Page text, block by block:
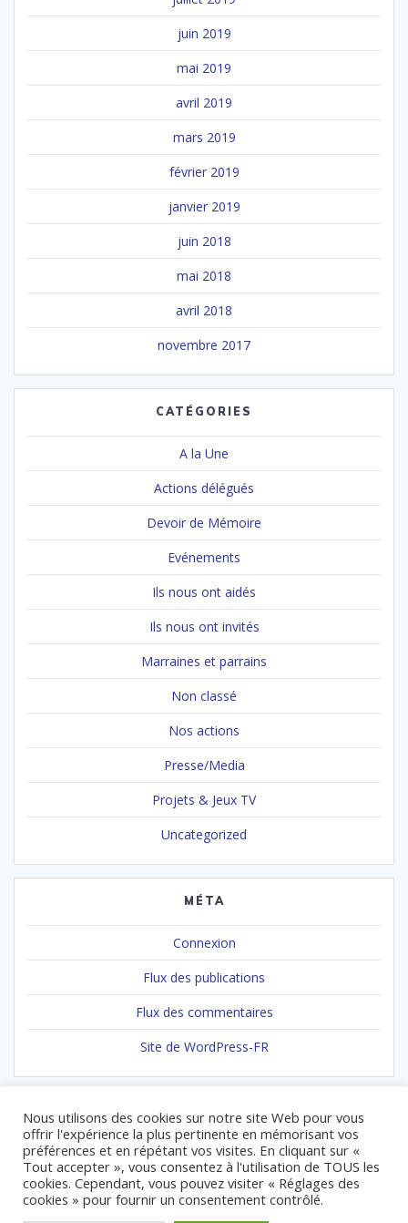
juin 2019
mai 2019
avril 2019
mars 2019
février 2019
janvier 2019
juin 2018
mai 2018
avril 2018
novembre 2017
CATÉGORIES
A la Une
Actions délégués
Devoir de Mémoire
Evénements
Ils nous ont aidés
Ils nous ont invités
Marraines et parrains
Non classé
Nos actions
Presse/Media
Projets & Jeux TV
Uncategorized
MÉTA
Connexion
Flux des publications
Flux des commentaires
Site de WordPress-FR
© 2026 Association Gendarmes de Coeur. Built using WordPress
Nous utilisons des cookies sur notre site Web pour vous
offrir l'expérience la plus pertinente en mémorisant vos
préférences et en répétant vos visites. En cliquant sur «
Tout accepter », vous consentez à l'utilisation de TOUS les
cookies. Cependant, vous pouvez visiter « Réglages des
cookies » pour fournir un consentement contrôlé.